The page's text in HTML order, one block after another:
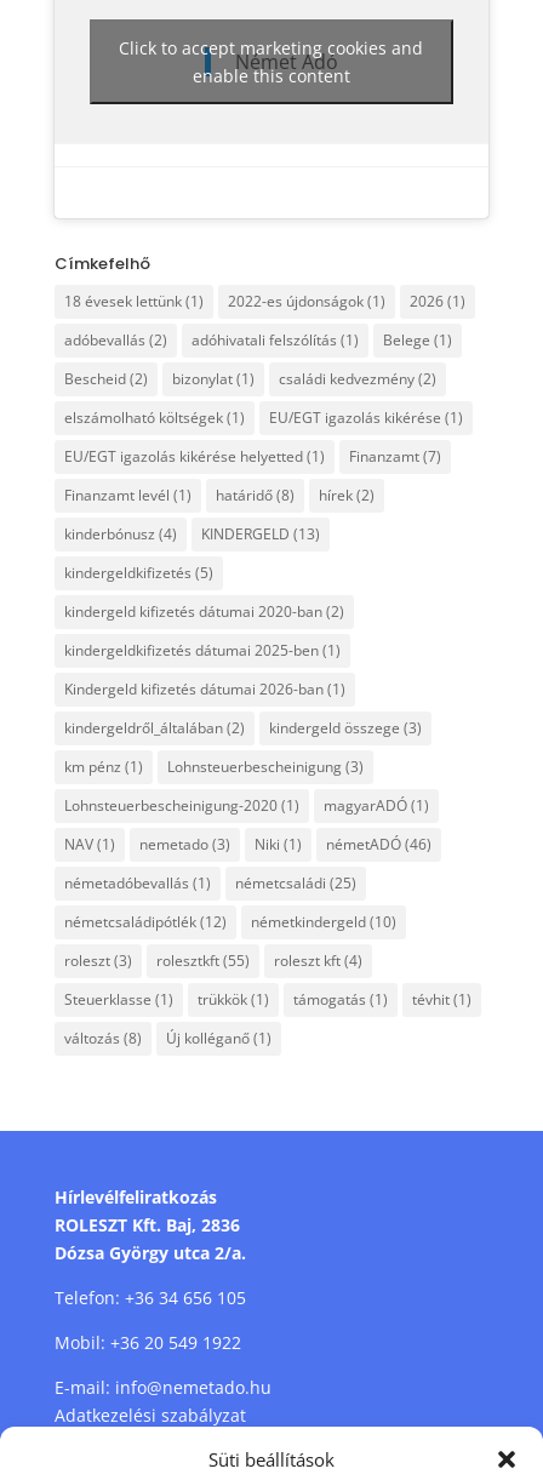
Süti beállítások
Német Adó
Click to accept marketing cookies and
enable this content
Címkefelhő
18 évesek lettünk(1) 2022-es újdonságok(1) 2026(1)
adóbevallás (2) adóhivatali felszólítás (1) Belege (1)
Bescheid(2) bizonylat(1) családi kedvezmény(2)
elszámolható költségek(1) EU/EGT igazolás kikérése (1)
EU/EGT igazolás kikérése helyetted(1) Finanzamt(7)
Finanzamt levél (1) határidő(8) hírek(2)
kinderbónusz (4) KINDERGELD (13)
kindergeldkifizetés (5)
kindergeld kifizetés dátumai 2020-ban(2)
kindergeldkifizetés dátumai 2025-ben(1)
Kindergeld kifizetés dátumai 2026-ban(1)
kindergeldről_általában(2) kindergeld összege (3)
km pénz (1) Lohnsteuerbescheinigung(3)
Lohnsteuerbescheinigung-2020(1) magyarADÓ(1)
NAV(1) nemetado(3) Niki (1) németADÓ(46)
németadóbevallás (1) németcsaládi (25)
németcsaládipótlék(12) németkindergeld(10)
roleszt(3) rolesztkft(55) roleszt kft(4)
Steuerklasse (1) trükkök(1) támogatás (1) tévhit(1)
változás (8) Új kolléganő(1)
Hírlevélfeliratkozás
ROLESZT Kft. Baj, 2836
Dózsa György utca 2/a.
Telefon: +36 34 656 105
Mobil: +36 20 549 1922
E-mail: info@nemetado.hu
Adatkezelési szabályzat